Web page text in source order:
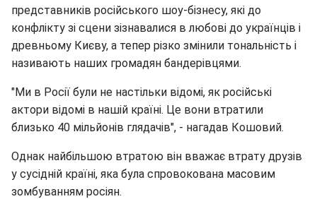
представників російського шоу-бізнесу, які до
конфлікту зі сцени зізнавалися в любові до українців і
древньому Києву, а тепер різко змінили тональність і
називають наших громадян бандерівцями.
"Ми в Росії були не настільки відомі, як російські
актори відомі в нашій країні. Це вони втратили
близько 40 мільйонів глядачів", - нагадав Кошовий.
Однак найбільшою втратою він вважає втрату друзів
у сусідній країні, яка була спровокована масовим
зомбуванням росіян.